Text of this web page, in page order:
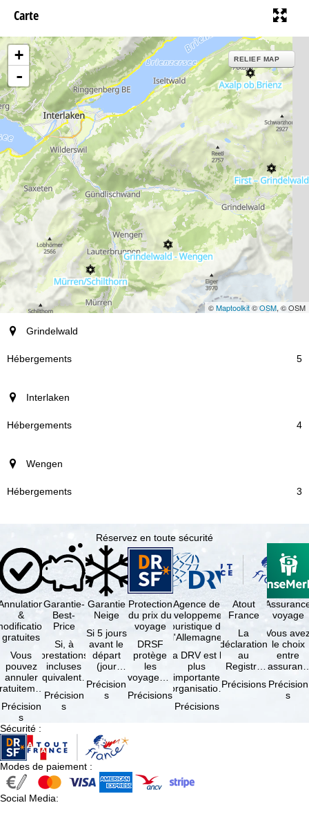
Carte
+
-
RELIEF MAP
©Maptoolkit©OSM, © OSM
station
Hébergements
Grindelwald
5
Interlaken
4
Wengen
3
Réservez en toute sécurité
&
gratuites
Vous
pouvez
annuler
suivant
la
à …
Précision
s
Garantie-
Best-
Price
Si, à
prestations
incluses
équivalentes
réserve de
disponibilités,
Précision
s
Garantie
Neige
Si 5 jours
avant le
départ
(jour
d'arrivée),
tous les
domaines
Précision
s
Protection
du prix du
voyage
DRSF
protège
les
voyageurs
réservent
Précisions
Agence de
développement
touristique de
l'Allemagne
La DRV est la
plus
importante
organisation
professionnels
Précisions
Atout
France
La
déclaration
au
Registre
Opérateurs
Précisions
voyage
Vous
le choix
entre
et
Précision
s
Sécurité :
Modes de paiement :
Social Media: